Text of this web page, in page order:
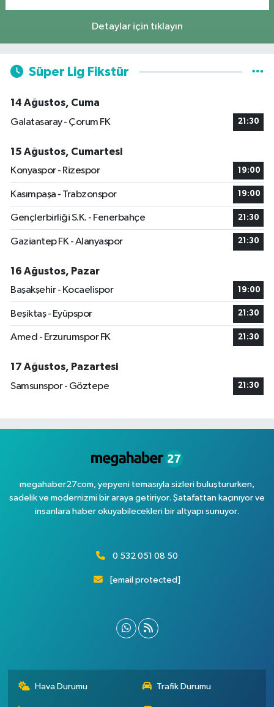
Detaylar için tıklayın
Süper Lig Fikstür
14 Ağustos, Cuma
Galatasaray - Çorum FK
21:30
15 Ağustos, Cumartesi
Konyaspor - Rizespor
19:00
Kasımpaşa - Trabzonspor 19:00
Gençlerbirliği S.K. - Fenerbahçe 21:30
Gaziantep FK - Alanyaspor 21:30
16 Ağustos, Pazar
Başakşehir - Kocaelispor
19:00
Beşiktaş - Eyüpspor 21:30
Amed - Erzurumspor FK 21:30
17 Ağustos, Pazartesi
Samsunspor - Göztepe
21:30
megahaber27com, yepyeni temasıyla sizleri buluştururken,
sadelik ve modernizmi bir araya getiriyor. Şatafattan kaçınıyor ve
insanlara haber okuyabilecekleri bir altyapı sunuyor.
0 532 051 08 50
[email protected]
Hava Durumu Trafik Durumu